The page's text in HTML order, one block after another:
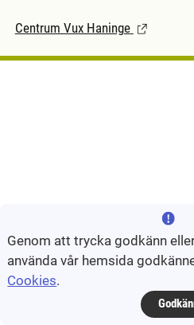
Centrum Vux Haninge (Länk till
Genom att trycka godkänn
använda vår hemsida
Cookies.